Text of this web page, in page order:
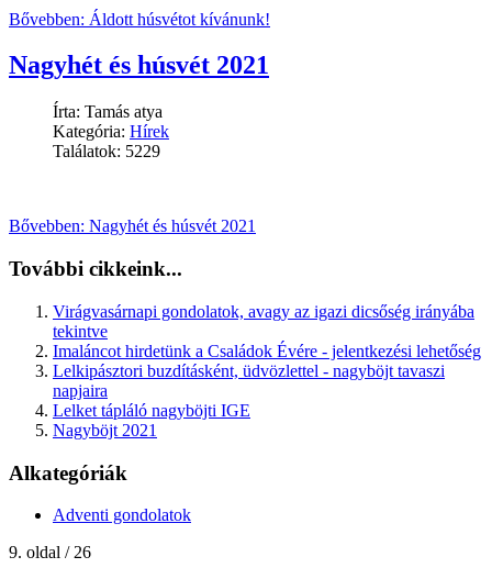
Bővebben: Áldott húsvétot kívánunk!
Nagyhét és húsvét 2021
Írta: Tamás atya
Kategória: Hírek
Találatok: 5229
Bővebben: Nagyhét és húsvét 2021
További cikkeink...
Virágvasárnapi gondolatok, avagy az igazi dicsőség irányába
tekintve
Imaláncot hirdetünk a Családok Évére - jelentkezési lehetőség
Lelkipásztori buzdításként, üdvözlettel - nagyböjt tavaszi
napjaira
Lelket tápláló nagyböjti IGE
Nagyböjt 2021
Alkategóriák
Adventi gondolatok
9. oldal / 26